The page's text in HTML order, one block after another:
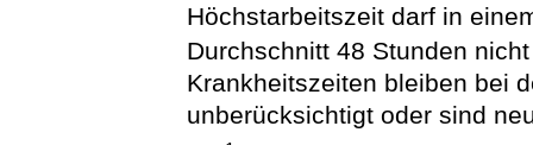
Höchstarbeitszeit darf in
Durchschnitt 48 Stunden
Krankheitszeiten bleiben bei
unberücksichtigt oder sind